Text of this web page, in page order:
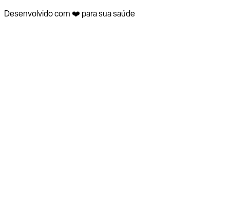
Desenvolvido com ❤️ para sua saúde